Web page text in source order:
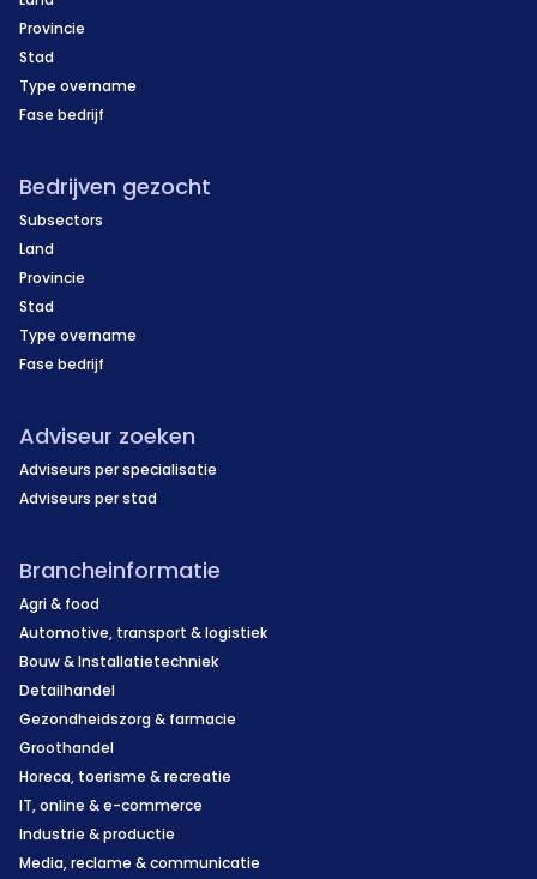
Provincie
Stad
Type overname
Fase bedrijf
Bedrijven gezocht
Subsectors
Land
Provincie
Stad
Type overname
Fase bedrijf
Adviseur zoeken
Adviseurs per specialisatie
Adviseurs per stad
Brancheinformatie
Agri & food
Automotive, transport & logistiek
Bouw & Installatietechniek
Detailhandel
Gezondheidszorg & farmacie
Groothandel
Horeca, toerisme & recreatie
IT, online & e-commerce
Industrie & productie
Media, reclame & communicatie